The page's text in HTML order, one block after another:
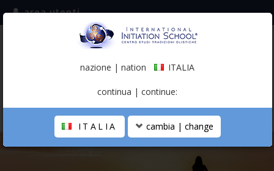
iscriviti alla mailing list
(italiano)
area utenti
LA SCUOLA
nazione | nation ITALIA
continua | continue:
ITALIA cambia | change